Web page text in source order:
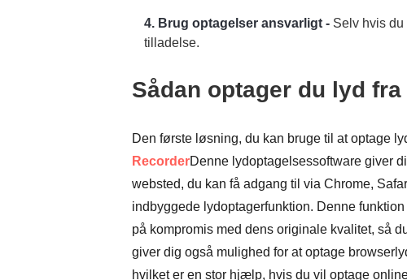
4. Brug optagelser ansvarligt - Selv hvis
tilladelse.
Sådan optager du lyd
Den første løsning, du kan bruge til at optage
RecorderDenne lydoptagelsessoftware giver
websted, du kan få adgang til via Chrome,
indbyggede lydoptagerfunktion. Denne
på kompromis med dens originale kvalitet, så
giver dig også mulighed for at optage
hvilket er en stor hjælp, hvis du vil optage